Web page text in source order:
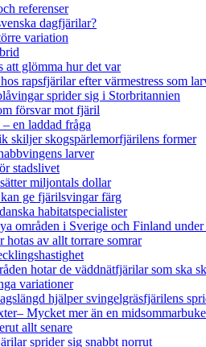
referenser
dagfjärilar?
variation
att glömma hur det var
rapsfjärilar efter värmestress som
sprider sig i Storbritannien
försvar mot fjäril
en laddad fråga
skiljer skogspärlemorfjärilens former
larver
stadslivet
miljontals dollar
ge fjärilsvingar färg
habitatspecialister
områden i Sverige och Finland
hotas av allt torrare somrar
hotar de väddnätfjärilar som ska
variationer
hjälper svingelgräsfjärilens
Mycket mer än en
allt senare
sprider sig snabbt norrut